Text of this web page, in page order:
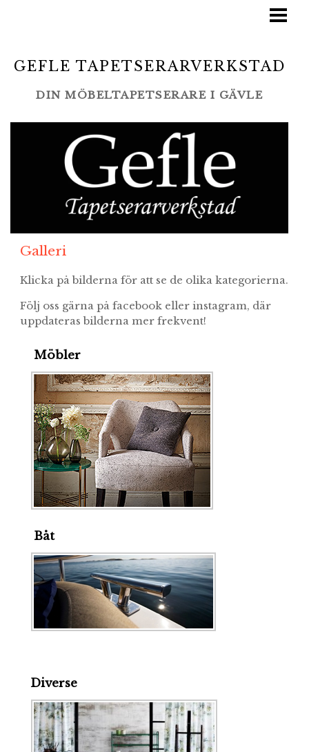
BLOGG
LAMINO/SWEDESE
LEVERANTÖRER
GEFLE TAPETSERARVERKSTAD
DIN MÖBELTAPETSERARE I GÄVLE
Galleri
Klicka på bilderna för att se de olika kategorierna.
Följ oss gärna på facebook eller instagram, där
uppdateras bilderna mer frekvent!
Möbler
Båt
Diverse